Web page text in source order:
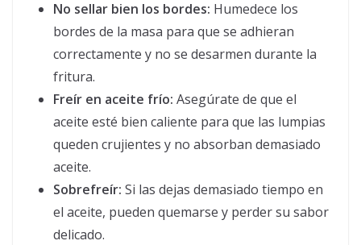
No sellar bien los bordes: Humedece los
bordes de la masa para que se adhieran
correctamente y no se desarmen durante la
fritura.
Freír en aceite frío: Asegúrate de que el
aceite esté bien caliente para que las lumpias
queden crujientes y no absorban demasiado
aceite.
Sobrefreír: Si las dejas demasiado tiempo en
el aceite, pueden quemarse y perder su sabor
delicado.